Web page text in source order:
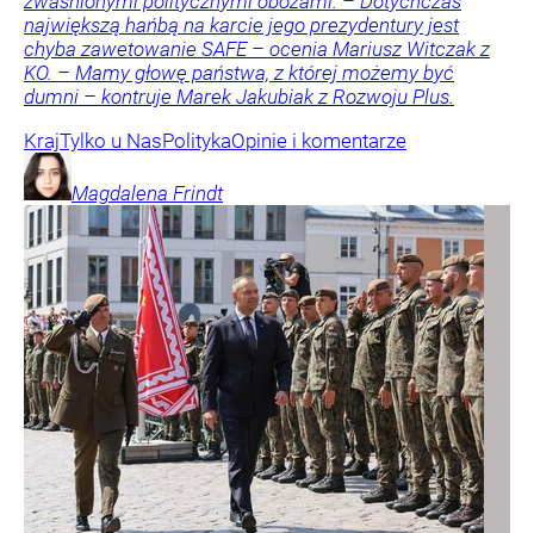
największą hańbą na karcie jego prezydentury jest
chyba zawetowanie SAFE – ocenia Mariusz Witczak z
KO. – Mamy głowę państwa, z której możemy być
dumni – kontruje Marek Jakubiak z Rozwoju Plus.
KrajTylko u NasPolitykaOpinie i komentarze
Magdalena Frindt